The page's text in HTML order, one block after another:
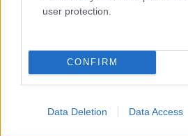
user protection.
CONFIRM
Data Deletion Data Access
krovu. Na nosnú konštrukciu boli osadené
Stropná konštrukcia
Na základe statického výpočtu je
obvodových a stredných nosných